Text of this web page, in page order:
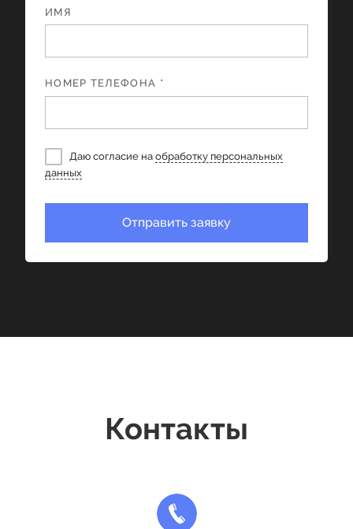
ИМЯ
НОМЕР ТЕЛЕФОНА *
Даю согласие на обработку персональных
данных
Отправить заявку
Контакты